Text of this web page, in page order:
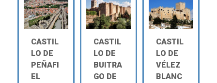
CASTIL
LO DE
PEÑAFI
EL
CASTIL
LO DE
BUITRA
GO DE
CASTIL
LO DE
VÉLEZ
BLANC